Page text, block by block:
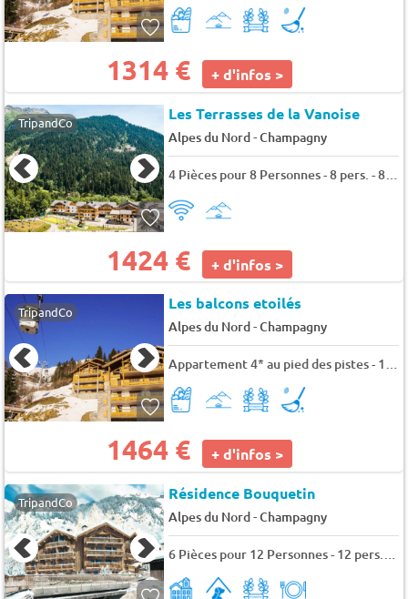
1314 € + d'infos >
TripandCo Les Terrasses de la Vanoise
Alpes du Nord-Champagny
4 Pièces pour 8 Personnes - 8 pers. - 88m2 - TV
1424 € + d'infos >
TripandCo Les balcons etoilés
Alpes du Nord-Champagny
Appartement 4* au pied des pistes - 10 pers. - 111m2 - TV
1464 € + d'infos >
TripandCo Résidence Bouquetin
Alpes du Nord-Champagny
6 Pièces pour 12 Personnes - 12 pers. - 120m2 - TV